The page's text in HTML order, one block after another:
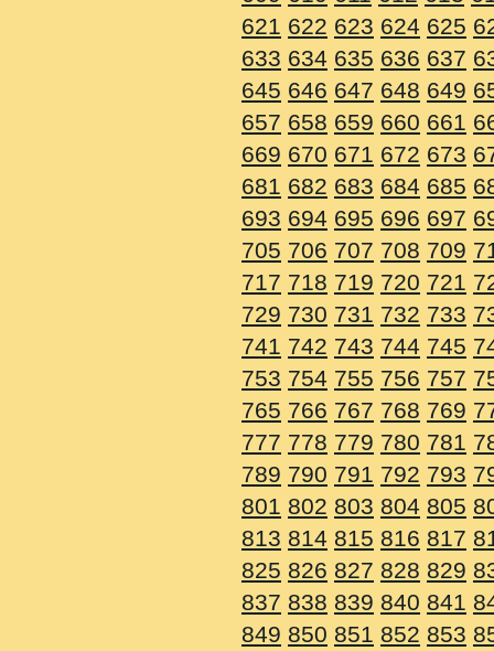
621 622 623 624 625
633 634 635 636 637
645 646 647 648 649
657 658 659 660 661
669 670 671 672 673
681 682 683 684 685
693 694 695 696 697
705 706 707 708 709
717 718 719 720 721
729 730 731 732 733
741 742 743 744 745
753 754 755 756 757
765 766 767 768 769
777 778 779 780 781
789 790 791 792 793
801 802 803 804 805
813 814 815 816 817
825 826 827 828 829
837 838 839 840 841
849 850 851 852 853